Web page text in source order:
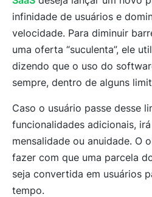
infinidade de usuários e
velocidade. Para diminuir
uma oferta “suculenta”, ele
dizendo que o uso do
sempre, dentro de alguns
Caso o usuário passe desse
funcionalidades adicionais,
mensalidade ou anuidade. O
fazer com que uma parcela
seja convertida em usuários
tempo.